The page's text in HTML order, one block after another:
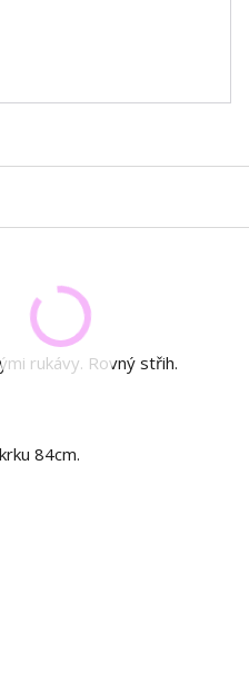
rukávy. Rovný střih.
84cm.